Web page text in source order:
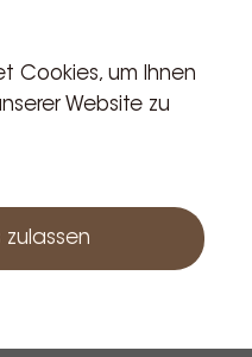
Cookies, um Ihnen
Website zu
zulassen